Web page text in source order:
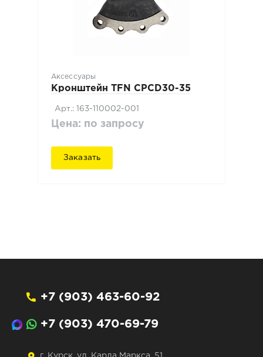
Аксессуары
Кронштейн TFN CPCD30-35
Арт.: 163-110002-001
Цена: по запросу
Заказать
+7 (903) 463-60-92
+7 (903) 470-69-79